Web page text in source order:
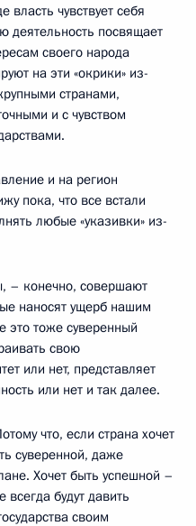
власть чувствует себя
деятельность посвящает
своего народа
на эти «окрики» из-
странами,
и с чувством
и на регион
пока, что все встали
любые «указивки» из-
– конечно, совершают
наносят ущерб нашим
это тоже суверенный
свою
или нет, представляет
или нет и так далее.
что, если страна хочет
суверенной, даже
Хочет быть успешной –
будут давить
своим